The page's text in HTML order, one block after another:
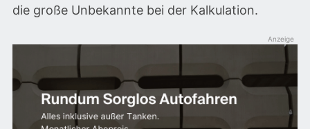
die große Unbekannte bei der Kalkulation.